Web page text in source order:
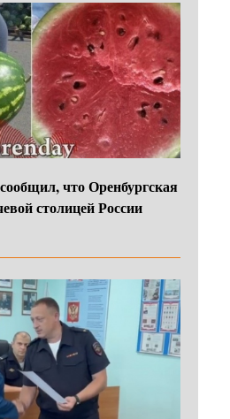
что Оренбургская
столицей России